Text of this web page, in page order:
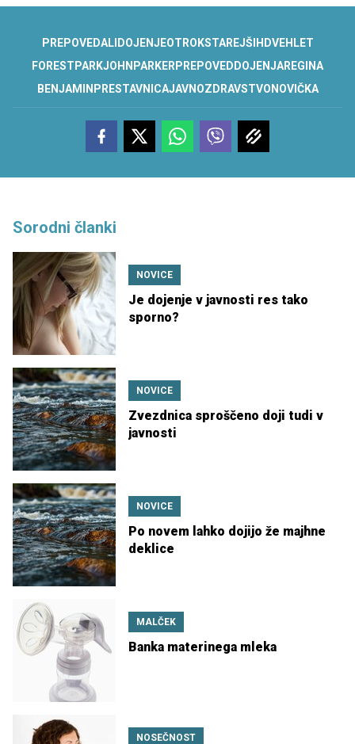
PREPOVEDALI DOJENJEOTROKSTAREJŠIH DVEH LET
FOREST PARKJOHN PARKER PREPOVED DOJENJAREGINA
BENJAMIN PRESTAVNICAJAVNOZDRAVSTVO NOVIČKA
Sorodni članki
NOVICE
Je dojenje v javnosti res tako
sporno?
NOVICE
Zvezdnica sproščeno doji tudi v
javnosti
NOVICE
Po novem lahko dojijo že majhne
deklice
MALČEK
Banka materinega mleka
NOSEČNOST